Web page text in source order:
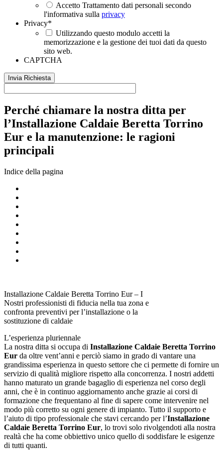
Accetto Trattamento dati personali secondo
l'informativa sulla privacy
Privacy*
Utilizzando questo modulo accetti la
memorizzazione e la gestione dei tuoi dati da questo
sito web.
CAPTCHA
Perché chiamare la nostra ditta per
l’Installazione Caldaie Beretta Torrino
Eur e la manutenzione: le ragioni
principali
Indice della pagina
Installazione Caldaie Beretta Torrino Eur – I
Nostri professionisti di fiducia nella tua zona e
confronta preventivi per l’installazione o la
sostituzione di caldaie
L’esperienza pluriennale
La nostra ditta si occupa di Installazione Caldaie Beretta Torrino
Eur da oltre vent’anni e perciò siamo in grado di vantare una
grandissima esperienza in questo settore che ci permette di fornire un
servizio di qualità migliore rispetto alla concorrenza. I nostri addetti
hanno maturato un grande bagaglio di esperienza nel corso degli
anni, che è in continuo aggiornamento anche grazie ai corsi di
formazione che frequentano al fine di sapere come intervenire nel
modo più corretto su ogni genere di impianto. Tutto il supporto e
l’aiuto di tipo professionale che stavi cercando per l’Installazione
Caldaie Beretta Torrino Eur, lo trovi solo rivolgendoti alla nostra
realtà che ha come obbiettivo unico quello di soddisfare le esigenze
di tutti quanti.